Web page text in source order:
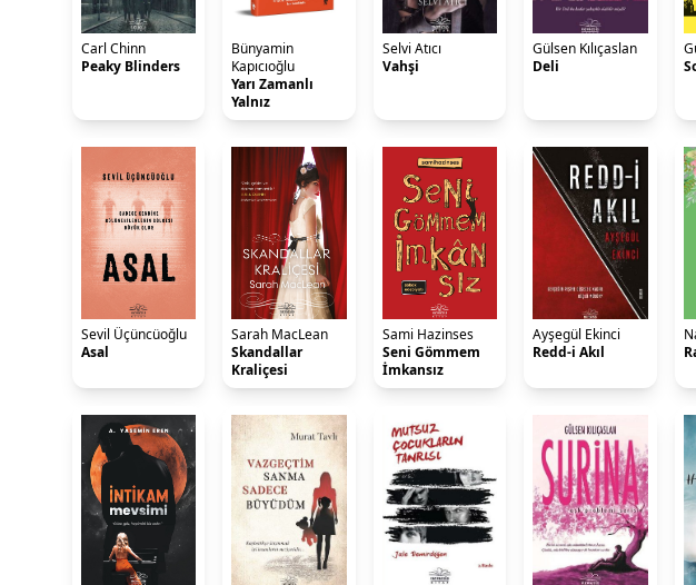
Carl Chinn
Peaky Blinders
Bünyamin
Kapıcıoğlu
Yarı Zamanlı
Yalnız
Selvi Atıcı
Vahşi
Gülsen Kılıçaslan
Deli
Sevil Üçüncüoğlu
Asal
Sarah MacLean
Skandallar
Kraliçesi
Sami Hazinses
Seni Gömmem
İmkansız
Ayşegül Ekinci
Redd-i Akıl